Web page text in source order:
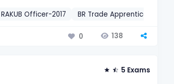
RAKUB Officer-2017 BR Trade Apprentice-2026
0 138
5 Exams